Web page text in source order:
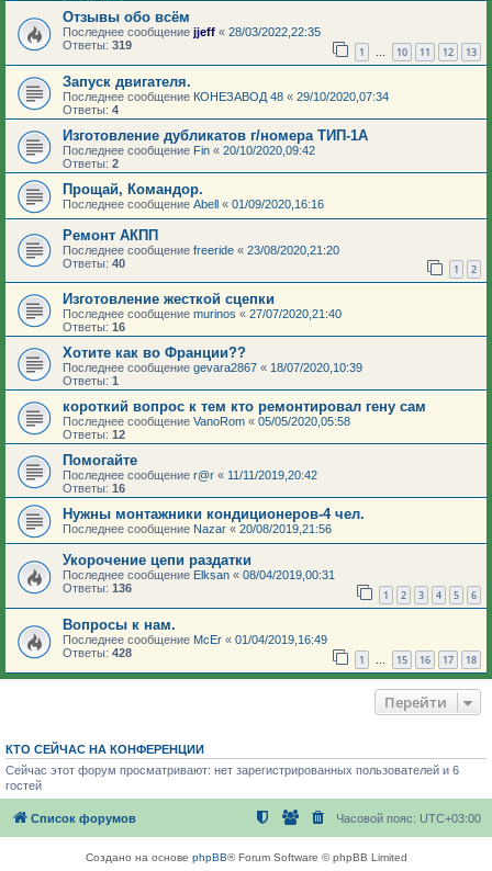
Отзывы обо всём
Последнее сообщение jjeff « 28/03/2022,22:35
Ответы: 319 1 … 10 11 12 13
Запуск двигателя.
Последнее сообщение КОНЕЗАВОД 48 « 29/10/2020,07:34
Ответы: 4
Изготовление дубликатов г/номера ТИП-1А
Последнее сообщение Fin « 20/10/2020,09:42
Ответы: 2
Прощай, Командор.
Последнее сообщение Abell « 01/09/2020,16:16
Ремонт АКПП
Последнее сообщение freeride « 23/08/2020,21:20
Ответы: 40 1 2
Изготовление жесткой сцепки
Последнее сообщение murinos « 27/07/2020,21:40
Ответы: 16
Хотите как во Франции??
Последнее сообщение gevara2867 « 18/07/2020,10:39
Ответы: 1
короткий вопрос к тем кто ремонтировал гену сам
Последнее сообщение VanoRom « 05/05/2020,05:58
Ответы: 12
Помогайте
Последнее сообщение r@r « 11/11/2019,20:42
Ответы: 16
Нужны монтажники кондиционеров-4 чел.
Последнее сообщение Nazar « 20/08/2019,21:56
Укорочение цепи раздатки
Последнее сообщение Elksan « 08/04/2019,00:31
Ответы: 136 1 2 3 4 5 6
Вопросы к нам.
Последнее сообщение McEr « 01/04/2019,16:49
Ответы: 428 1 … 15 16 17 18
Перейти
КТО СЕЙЧАС НА КОНФЕРЕНЦИИ
Сейчас этот форум просматривают: нет зарегистрированных пользователей и 6
гостей
Список форумов Часовой пояс: UTC+03:00
Создано на основе phpBB® Forum Software © phpBB Limited